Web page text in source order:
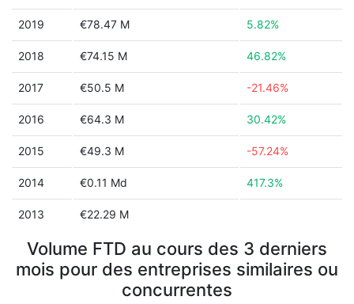
2019 €78.47 M 5.82%
2018 €74.15 M 46.82%
2017 €50.5 M -21.46%
2016 €64.3 M 30.42%
2015 €49.3 M -57.24%
2014 €0.11 Md 417.3%
2013 €22.29 M
Volume FTD au cours des 3 derniers
mois pour des entreprises similaires ou
concurrentes